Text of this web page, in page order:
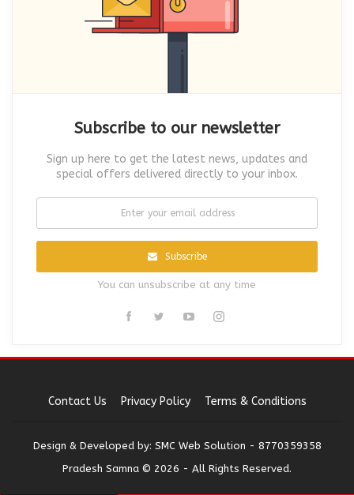
Subscribe to our newsletter
Sign up here to get the latest news, updates and
special offers delivered directly to your inbox.
Subscribe
You can unsubscribe at any time
Contact Us Privacy Policy Terms & Conditions
Design & Developed by: SMC Web Solution - 8770359358
Pradesh Samna © 2026 - All Rights Reserved.